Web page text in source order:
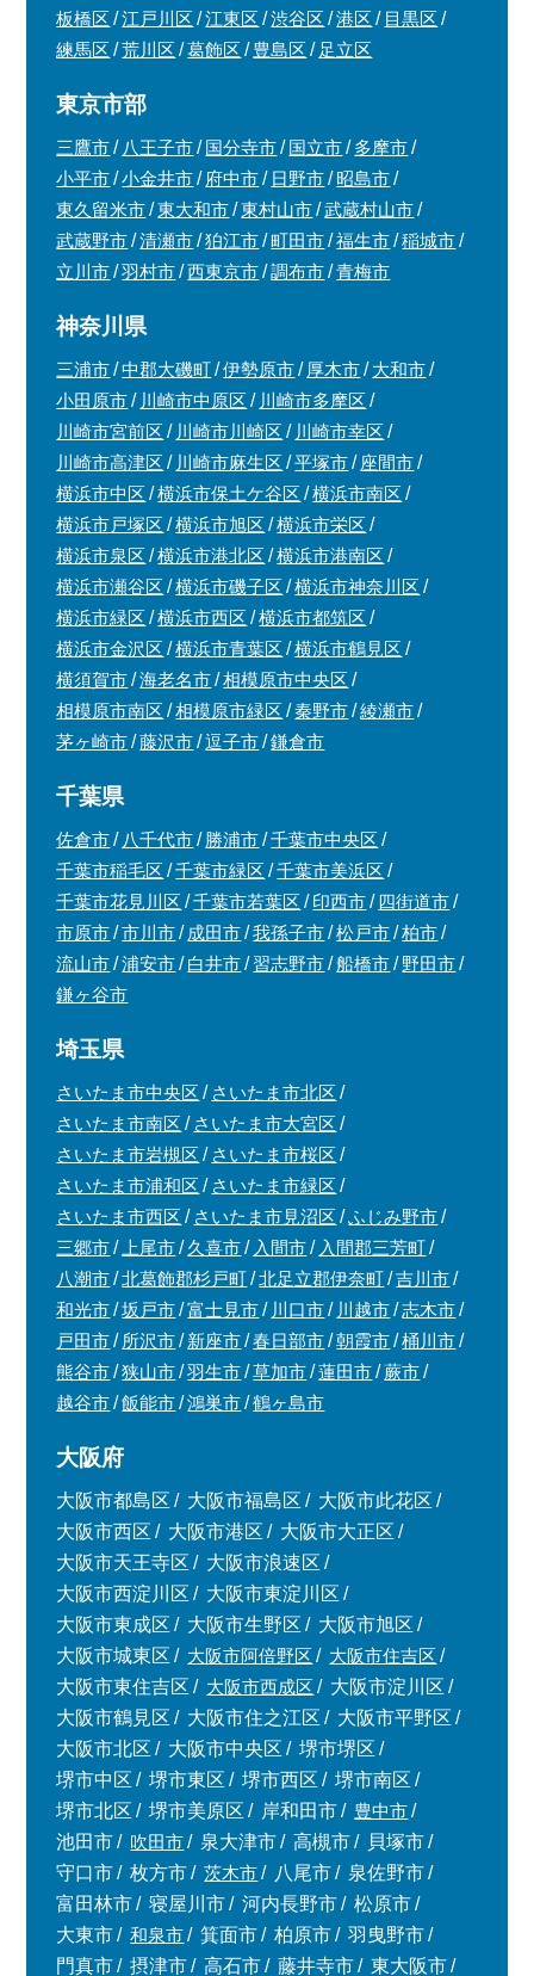
板橋区
江戸川区 江東区 渋谷区 港区
目黒区
練馬区
荒川区 葛飾区 豊島区 足立区
東京市部
三鷹市 八王子市 国分寺市 国立市
多摩市
小平市
小金井市 府中市 日野市
昭島市
東久留米市
東大和市 東村山市
武蔵村山市
武蔵野市
清瀬市 狛江市 町田市 福生市
稲城市
立川市
羽村市 西東京市 調布市 青梅市
神奈川県
三浦市 中郡大磯町 伊勢原市 厚木市
大和市
小田原市
川崎市中原区
川崎市多摩区
川崎市宮前区
川崎市川崎区
川崎市幸区
川崎市高津区
川崎市麻生区 平塚市
座間市
横浜市中区
横浜市保土ケ谷区
横浜市南区
横浜市戸塚区
横浜市旭区
横浜市栄区
横浜市泉区
横浜市港北区
横浜市港南区
横浜市瀬谷区
横浜市磯子区
横浜市神奈川区
横浜市緑区
横浜市西区
横浜市都筑区
横浜市金沢区
横浜市青葉区
横浜市鶴見区
横須賀市
海老名市
相模原市中央区
相模原市南区
相模原市緑区 秦野市
綾瀬市
茅ヶ崎市
藤沢市 逗子市 鎌倉市
千葉県
佐倉市 八千代市 勝浦市
千葉市中央区
千葉市稲毛区
千葉市緑区
千葉市美浜区
千葉市花見川区
千葉市若葉区 印西市
四街道市
市原市
市川市 成田市 我孫子市 松戸市
柏市
流山市
浦安市 白井市 習志野市 船橋市
野田市
鎌ヶ谷市
埼玉県
さいたま市中央区
さいたま市北区
さいたま市南区
さいたま市大宮区
さいたま市岩槻区
さいたま市桜区
さいたま市浦和区
さいたま市緑区
さいたま市西区
さいたま市見沼区
ふじみ野市
三郷市
上尾市 久喜市 入間市
入間郡三芳町
八潮市
北葛飾郡杉戸町 北足立郡伊奈町
吉川市
和光市
坂戸市 富士見市 川口市 川越市
志木市
戸田市
所沢市 新座市 春日部市 朝霞市
桶川市
熊谷市
狭山市 羽生市 草加市 蓮田市
蕨市
越谷市
飯能市 鴻巣市 鶴ヶ島市
大阪府
大阪市都島区 大阪市福島区
大阪市此花区
大阪市西区
大阪市港区
大阪市大正区
大阪市天王寺区
大阪市浪速区
大阪市西淀川区
大阪市東淀川区
大阪市東成区
大阪市生野区
大阪市旭区
大阪市城東区
大阪市阿倍野区
大阪市住吉区
大阪市東住吉区
大阪市西成区
大阪市淀川区
大阪市鶴見区
大阪市住之江区
大阪市平野区
大阪市北区
大阪市中央区
堺市堺区
堺市中区
堺市東区 堺市西区
堺市南区
堺市北区
堺市美原区 岸和田市
豊中市
池田市
吹田市 泉大津市 高槻市
貝塚市
守口市
枚方市 茨木市 八尾市
泉佐野市
富田林市
寝屋川市 河内長野市
松原市
大東市
和泉市 箕面市 柏原市
羽曳野市
門真市
摂津市 高石市 藤井寺市 東大阪市